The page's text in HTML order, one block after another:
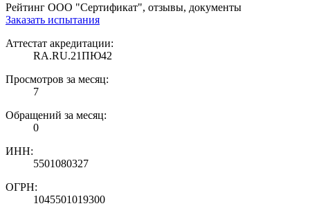
Рейтинг ООО "Сертификат", отзывы, документы
Заказать испытания
Аттестат акредитации:
RA.RU.21ПЮ42
Просмотров за месяц:
7
Обращений за месяц:
0
ИНН:
5501080327
ОГРН:
1045501019300